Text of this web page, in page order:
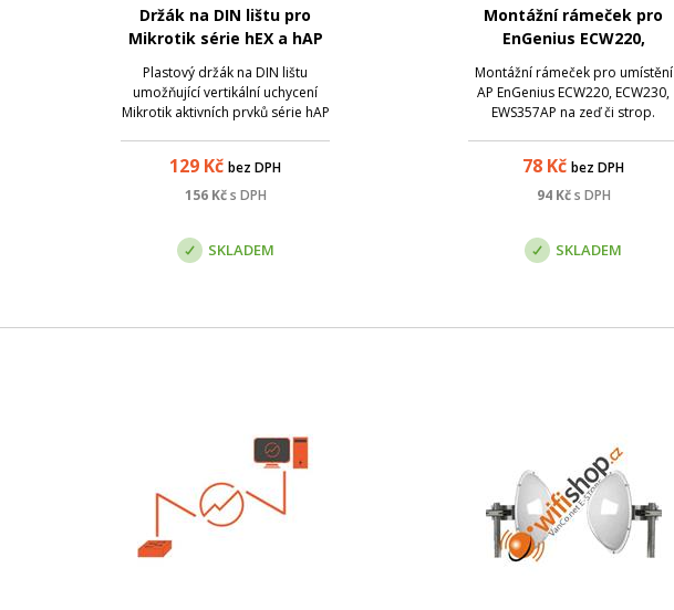
Držák na DIN lištu pro
Mikrotik série hEX a hAP
(porty dolů)
Plastový držák na DIN lištu
umožňující vertikální uchycení
Mikrotik aktivních prvků série hAP
směrujícími kolmo dolů/nahoru.
129 Kč bez DPH
156Kč s DPH
SKLADEM
Montážní rámeček pro
EnGenius ECW220,
ECW230, EWS357AP
Montážní rámeček pro umístění
AP EnGenius ECW220, ECW230,
EWS357AP na zeď či strop.
78 Kč bez DPH
94Kčs DPH
SKLADEM